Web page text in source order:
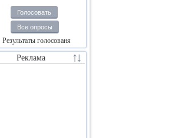
Голосовать
Все опросы
Результаты голосованя
Реклама